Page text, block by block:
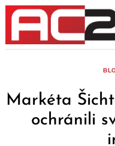
Skip
content
Markéta
ochránili